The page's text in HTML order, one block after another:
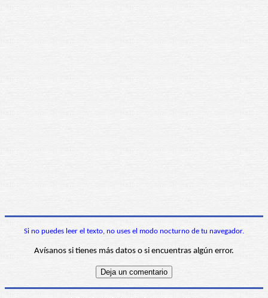
Si no puedes leer el texto, no uses el modo nocturno de tu navegador.
Avísanos si tienes más datos o si encuentras algún error.